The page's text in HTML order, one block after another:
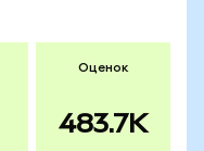
Оценок
483.7K